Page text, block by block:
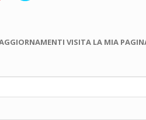
VISITA LA MIA